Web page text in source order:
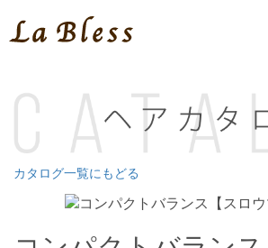
カタログ一覧にもどる